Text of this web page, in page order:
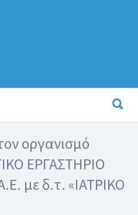
οργανισμό
ΕΡΓΑΣΤΗΡΙΟ
με δ.τ. «ΙΑΤΡΙΚΟ